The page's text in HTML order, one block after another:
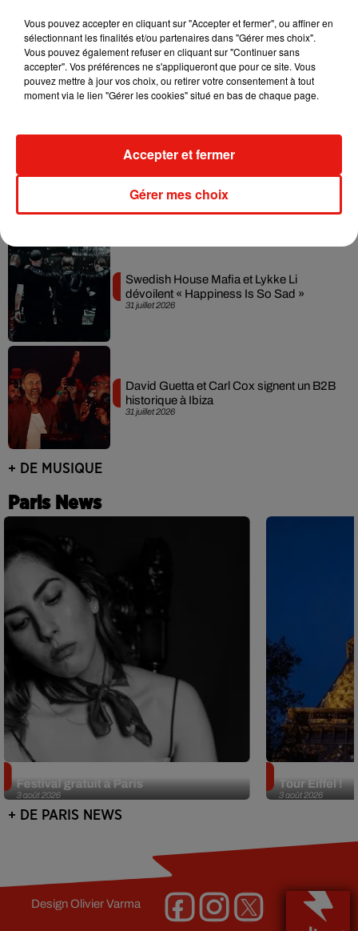
6 août 2026
Il y a 10 ans, DJ Snake changeait de
dimension avec son premier...
3 août 2026
leur mixtape créée en...
31 juillet 2026
Swedish House Mafia et Lykke Li
dévoilent « Happiness Is So Sad »
31 juillet 2026
David Guetta et Carl Cox signent un B2B
historique à Ibiza
+ DE MUSIQUE
Paris News
3 août 2026
Festival gratuit à Paris
3 août 2026
Tour Eiffel !
+ DE PARIS NEWS
DesignOlivier Varma
Vous pouvez accepter en cliquant sur "Accepter et fermer", ou affiner en
sélectionnant les finalités et/ou partenaires dans "Gérer mes choix".
Vous pouvez également refuser en cliquant sur "Continuer sans
accepter". Vos préférences ne s'appliqueront que pour ce site. Vous
pouvez mettre à jour vos choix, ou retirer votre consentement à tout
moment via le lien "Gérer les cookies" situé en bas de chaque page.
Gérer mes choix
Accepter et fermer